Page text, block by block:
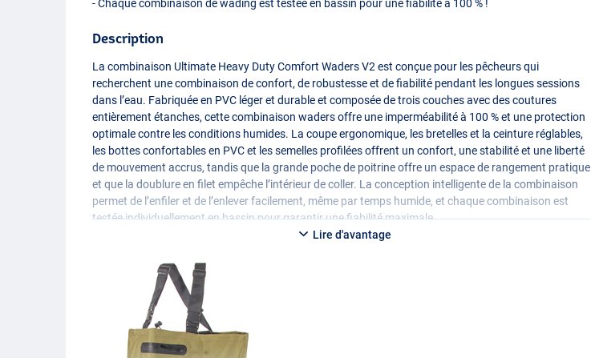
- Chaque combinaison de wading est testée en bassin pour une fiabilité à 100 % !
Description
La combinaison Ultimate Heavy Duty Comfort Waders V2 est conçue pour les pêcheurs qui
recherchent une combinaison de confort, de robustesse et de fiabilité pendant les longues sessions
dans l’eau. Fabriquée en PVC léger et durable et composée de trois couches avec des coutures
entièrement étanches, cette combinaison waders offre une imperméabilité à 100 % et une protection
optimale contre les conditions humides. La coupe ergonomique, les bretelles et la ceinture réglables,
les bottes confortables en PVCet les semelles profilées offrent un confort, une stabilité et une liberté
de mouvement accrus, tandis que la grande poche de poitrine offre un espace de rangement pratique
et que la doublure en filet empêche l’intérieur de coller. La conception intelligente de la combinaison
permet de l’enfiler et de l’enlever facilement, même par temps humide, et chaque combinaison est
testée individuellement en bassin pour garantir une fiabilité maximale.
Lire d'avantage